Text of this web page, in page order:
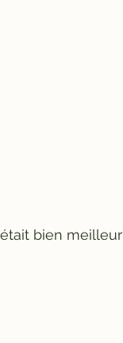
bien meilleur